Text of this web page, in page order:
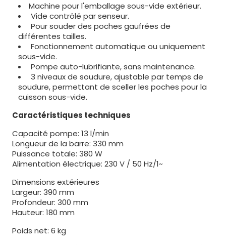
Machine pour l'emballage sous-vide extérieur.
Vide contrôlé par senseur.
Pour souder des poches gaufrées de
différentes tailles.
Fonctionnement automatique ou uniquement
sous-vide.
Pompe auto-lubrifiante, sans maintenance.
3 niveaux de soudure, ajustable par temps de
soudure, permettant de sceller les poches pour la
cuisson sous-vide.
Caractéristiques techniques
Capacité pompe: 13 l/min
Longueur de la barre: 330 mm
Puissance totale: 380 W
Alimentation électrique: 230 V / 50 Hz/1~
Dimensions extérieures
Largeur: 390 mm
Profondeur: 300 mm
Hauteur: 180 mm
Poids net: 6 kg